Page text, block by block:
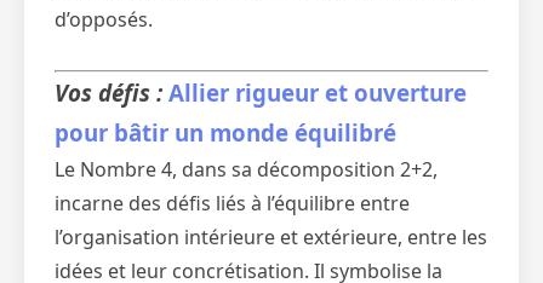
d’opposés.
Vos défis : Allier rigueur et ouverture
pour bâtir un monde équilibré
Le Nombre 4, dans sa décomposition 2+2,
incarne des défis liés à l’équilibre entre
l’organisation intérieure et extérieure, entre les
idées et leur concrétisation. Il symbolise la